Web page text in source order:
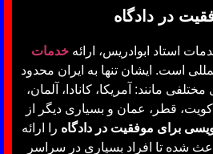
در دادگاه
استاد ابوادریس، ارائه خدمات
است. ایشان تنها به ایران محدود
مانند: آمریکا، کانادا، آلمان،
کویت، قطر، عمان و بسیاری دیگر از
برای موفقیت در دادگاه را ارائه
شده تا افراد بسیاری در سراسر